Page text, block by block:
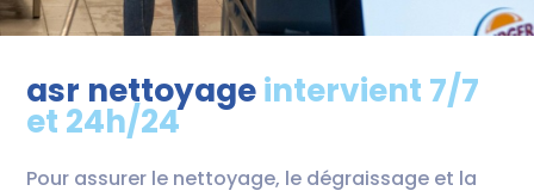
asr nettoyageintervient 7/7
et 24h/24
Pour assurer le nettoyage, le dégraissage et la